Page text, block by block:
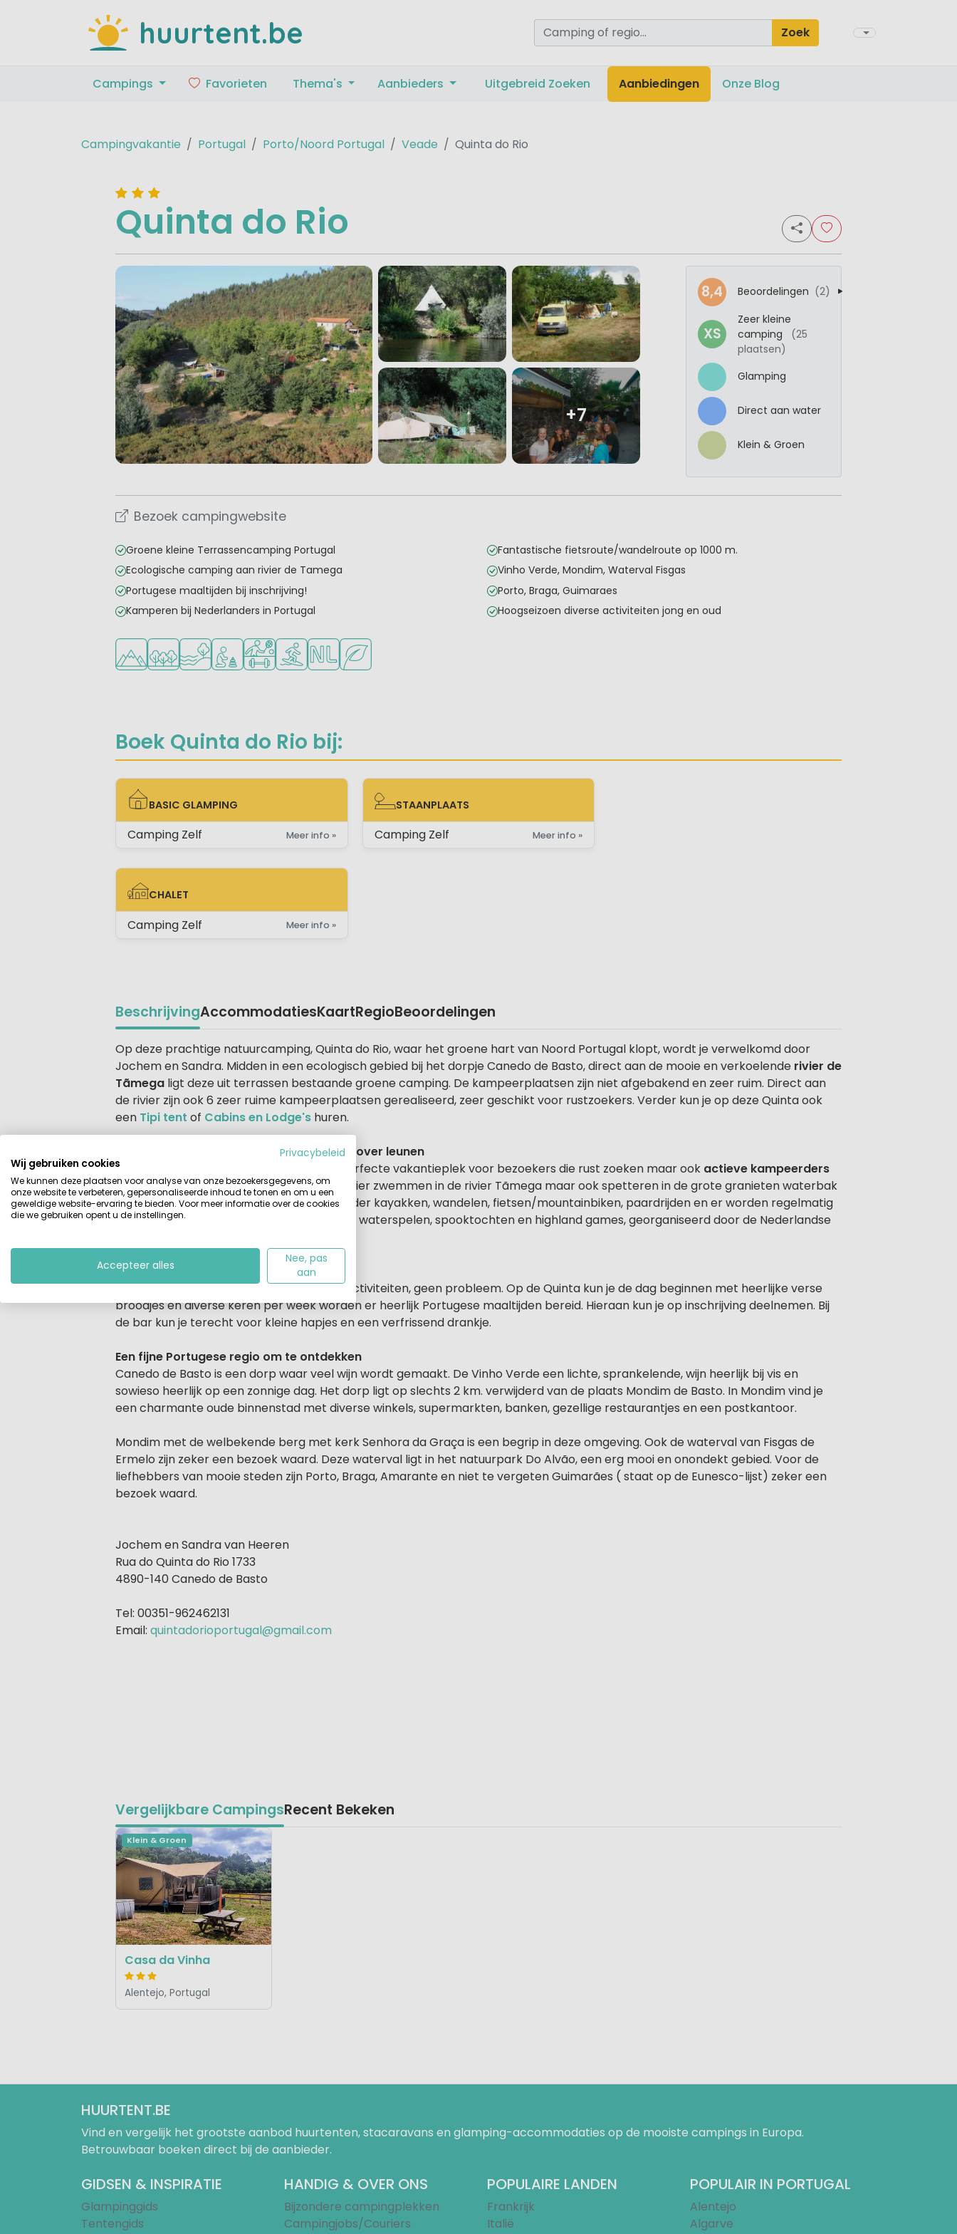
huurtent.be Zoek
Campings Favorieten Thema's Aanbieders Uitgebreid Zoeken Aanbiedingen Onze Blog
Campingvakantie Portugal Porto/Noord Portugal Veade Quinta do Rio
Quinta do Rio
+7
8,4 Beoordelingen (2)
XS
Zeer kleine
camping
(25
plaatsen)
Glamping
Direct aan water
Klein & Groen
Bezoek campingwebsite
Groene kleine Terrassencamping Portugal
Ecologische camping aan rivier de Tamega
Portugese maaltijden bij inschrijving!
Kamperen bij Nederlanders in Portugal
Fantastische fietsroute/wandelroute op 1000 m.
Vinho Verde, Mondim, Waterval Fisgas
Porto, Braga, Guimaraes
Hoogseizoen diverse activiteiten jong en oud
Ligt in de heuvels/bergen
Ligt in een bosrijke omgeving
Ligt bij het water
Aanbevolen voor jonge kinderen
Veel mogelijkheden om te sporten
Watersportfaciliteiten
Nederlandse eigenaar/beheerder
Groene ligging
Boek Quinta do Rio bij:
BASIC GLAMPING
BASIC GLAMPING
Camping Zelf Meer info »
CHALET
CHALET
Camping Zelf Meer info »
STAANPLAATS
STAANPLAATS
Camping Zelf Meer info »
BeschrijvingAccommodatiesKaartRegioBeoordelingen
Beschrijving
Op deze prachtige natuurcamping, Quinta do Rio, waar het groene hart van Noord Portugal klopt, wordt je verwelkomd door
Jochem en Sandra. Midden in een ecologisch gebied bij het dorpje Canedo de Basto, direct aan de mooie en verkoelende rivier de
Tãmega ligt deze uit terrassen bestaande groene camping. De kampeerplaatsen zijn niet afgebakend en zeer ruim. Direct aan
de rivier zijn ook 6 zeer ruime kampeerplaatsen gerealiseerd, zeer geschikt voor rustzoekers. Verder kun je op deze Quinta ook
een Tipi tent of Cabins en Lodge's huren.
Actief bezig zijn, of gewoon lekker achterover leunen
Schaduwrijk door de rijke begroeiing. De perfecte vakantieplek voor bezoekers die rust zoeken maar ook actieve kampeerders
zullen het hier fantastisch vinden. Je kunt hier zwemmen in de rivier Tãmega maar ook spetteren in de grote granieten waterbak
(7x4 en gevuld met eigen bronwater). Verder kayakken, wandelen, fietsen/mountainbiken, paardrijden en er worden regelmatig
in het hoogseizoen leuke
, zoals waterspelen, spooktochten en highland games, georganiseerd door de Nederlandse
Genieten en af en toe lekker aanschuiven
Mocht je honger hebben van al die leuke activiteiten, geen probleem. Op de Quinta kun je de dag beginnen met heerlijke verse
broodjes en diverse keren per week worden er heerlijk Portugese maaltijden bereid. Hieraan kun je op inschrijving deelnemen. Bij
de bar kun je terecht voor kleine hapjes en een verfrissend drankje.
Een fijne Portugese regio om te ontdekken
Canedo de Basto is een dorp waar veel wijn wordt gemaakt. De Vinho Verde een lichte, sprankelende, wijn heerlijk bij vis en
sowieso heerlijk op een zonnige dag. Het dorp ligt op slechts 2 km. verwijderd van de plaats Mondim de Basto. In Mondim vind je
een charmante oude binnenstad met diverse winkels, supermarkten, banken, gezellige restaurantjes en een postkantoor.
Mondim met de welbekende berg met kerk Senhora da Graça is een begrip in deze omgeving. Ook de waterval van Fisgas de
Ermelo zijn zeker een bezoek waard. Deze waterval ligt in het natuurpark Do Alvão, een erg mooi en onondekt gebied. Voor de
liefhebbers van mooie steden zijn Porto, Braga, Amarante en niet te vergeten Guimarães ( staat op de Eunesco-lijst) zeker een
bezoek waard.
Jochem en Sandra van Heeren
Rua do Quinta do Rio 1733
4890-140 Canedo de Basto
Tel: 00351-962462131
Email: quintadorioportugal@gmail.com
Vergelijkbare CampingsRecent Bekeken
Klein & Groen
Casa da Vinha
Alentejo, Portugal
HUURTENT.BE
Vind en vergelijk het grootste aanbod huurtenten, stacaravans en glamping-accommodaties op de mooiste campings in Europa.
Betrouwbaar boeken direct bij de aanbieder.
GIDSEN & INSPIRATIE
Glampinggids
Tentengids
HANDIG & OVER ONS
Bijzondere campingplekken
Campingjobs/Couriers
POPULAIRE LANDEN
Frankrijk
Italië
POPULAIR IN PORTUGAL
Alentejo
Algarve
Privacybeleid
Wij gebruiken cookies
We kunnen deze plaatsen voor analyse van onze bezoekersgegevens, om
onze website te verbeteren, gepersonaliseerde inhoud te tonen en om u een
geweldige website-ervaring te bieden. Voor meer informatie over de cookies
die we gebruiken opent u de instellingen.
Accepteer alles
Nee, pas
aan